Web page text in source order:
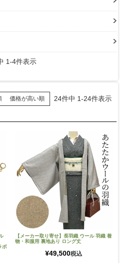
1-4件表示
価格が高い順 24件中 1-24件表示
ボ
【メーカー取り寄せ】長羽織 ウール 羽織 着
物・和服用 裏地あり ロング丈
¥49,500税込